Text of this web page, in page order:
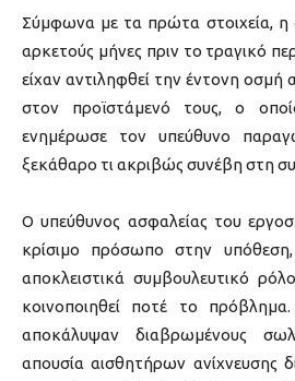
Σύμφωνα με τα πρώτα στοιχεία, η
αρκετούς μήνες πριν το τραγικό
είχαν αντιληφθεί την έντονη οσμή
στον προϊστάμενό τους, ο
ενημέρωσε τον υπεύθυνο
ξεκάθαρο τι ακριβώς συνέβη στη
Ο υπεύθυνος ασφαλείας του
κρίσιμο πρόσωπο στην υπόθεση,
αποκλειστικά συμβουλευτικό
κοινοποιηθεί ποτέ το
αποκάλυψαν διαβρωμένους
απουσία αισθητήρων ανίχνευσης